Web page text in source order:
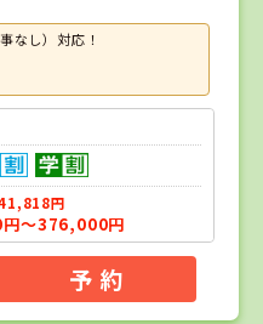
なし）対応！
円
～376,000円
予 約